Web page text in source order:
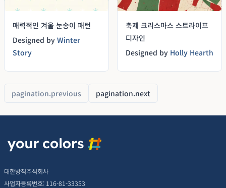
매력적인 겨울 눈송이 패턴
Designed by Winter
Story
축제 크리스마스 스트라이프
디자인
Designed by Holly Hearth
pagination.previous pagination.next
대한방직주식회사
사업자등록번호: 116-81-33353